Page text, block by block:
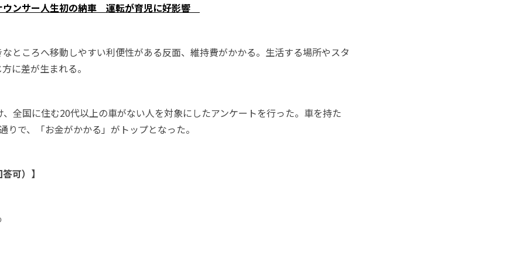
ウンサー人生初の納車 運転が育児に好影響
ところへ移動しやすい利便性がある反面、維持費がかかる。生活する場所やスタ
に差が生まれる。
全国に住む20代以上の車がない人を対象にしたアンケートを行った。車を持た
りで、「お金がかかる」がトップとなった。
可）】